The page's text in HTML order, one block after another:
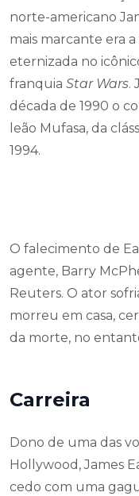
norte-americano
mais marcante era
eternizada no
franquia Star Wars.
década de 1990 o
leão Mufasa, da
1994.
O falecimento de
agente, Barry
Reuters. O ator
morreu em casa,
da morte, no
Carreira
Dono de uma das
Hollywood, James
cedo com uma